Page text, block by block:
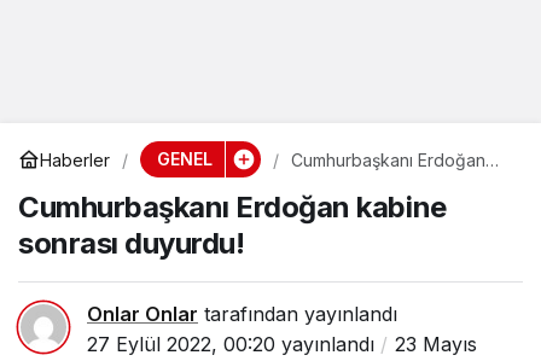
Haberler GENEL
Cumhurbaşkanı Erdoğan
Cumhurbaşkanı Erdoğan kabine
sonrası duyurdu!
Onlar Onlar tarafından yayınlandı
27 Eylül 2022, 00:20 yayınlandı
23 Mayıs